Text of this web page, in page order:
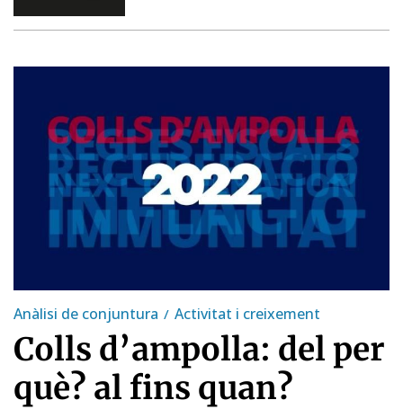
Anàlisi de conjuntura Activitat i creixement
Colls d’ampolla: del per
què? al fins quan?